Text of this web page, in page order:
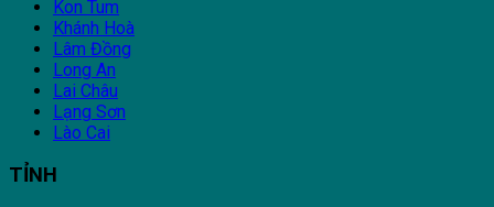
Kon Tum
Khánh Hoà
Lâm Đồng
Long An
Lai Châu
Lạng Sơn
Lào Cai
TỈNH